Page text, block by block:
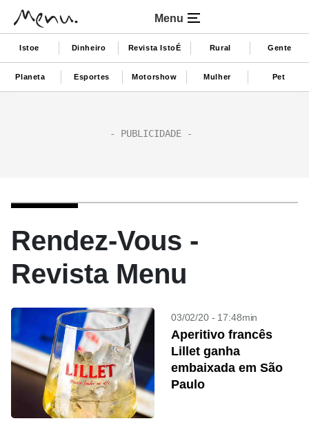
Menu
Istoe Dinheiro Revista IstoÉ Rural Gente
Planeta Esportes Motorshow Mulher Pet
Rendez-Vous -
Revista Menu
03/02/20 - 17:48min
Aperitivo francês
Lillet ganha
embaixada em São
Paulo